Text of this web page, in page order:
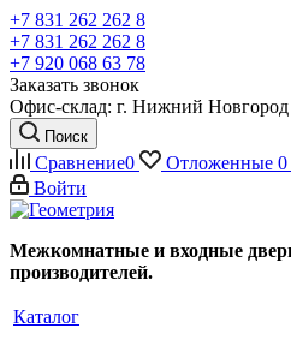
+7 831 262 262 8
+7 831 262 262 8
+7 920 068 63 78
Заказать звонок
Офис-склад: г. Нижний Новгород
Поиск
Сравнение0 Отложенные 0
Войти
Межкомнатные и входные
производителей.
Каталог